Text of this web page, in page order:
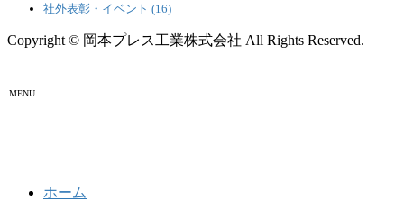
社外表彰・イベント (16)
Copyright © 岡本プレス工業株式会社 All Rights Reserved.
MENU
ホーム